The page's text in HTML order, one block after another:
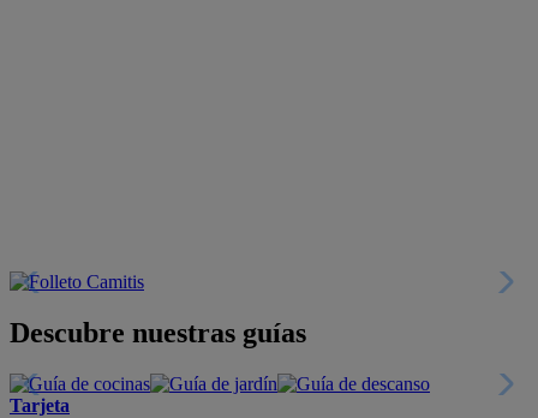
Descubre nuestras guías
Tarjeta